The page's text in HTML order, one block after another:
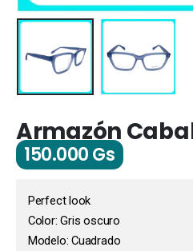
Armazón
150.000Gs
Perfect look
Color: Gris oscuro
Modelo: Cuadrado